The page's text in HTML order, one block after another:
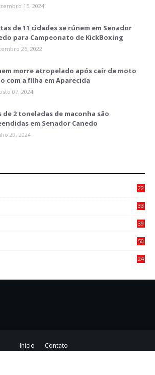
15, 2024
de 11 cidades se rúnem em Senador
para Campeonato de KickBoxing
26, 2022
morre atropelado após cair de moto
com a filha em Aparecida
07, 2024
de 2 toneladas de maconha são
em Senador Canedo
29, 2024
22
33
39
50
24
Inicio
Contato